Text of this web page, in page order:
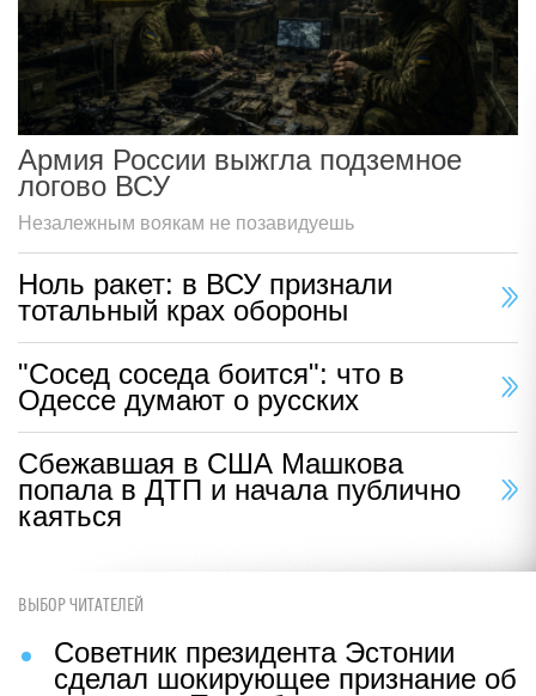
Армия России выжгла подземное
логово ВСУ
Незалежным воякам не позавидуешь
Ноль ракет: в ВСУ признали
тотальный крах обороны
"Сосед соседа боится": что в
Одессе думают о русских
Сбежавшая в США Машкова
попала в ДТП и начала публично
каяться
ВЫБОР ЧИТАТЕЛЕЙ
Советник президента Эстонии
сделал шокирующее признание об